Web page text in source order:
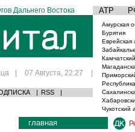
Дальнего Востока АТР
| 07 Августа, 22:27 |
| RSS |
Амурская
Бурятия
Еврейская
Чукотский
главная